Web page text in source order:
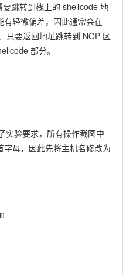
跳转到栈上的 shellcode 地
轻微偏差，因此通常会在
只要返回地址跳转到 NOP 区
部分。
实验要求，所有操作截图中
母，因此先将主机名修改为